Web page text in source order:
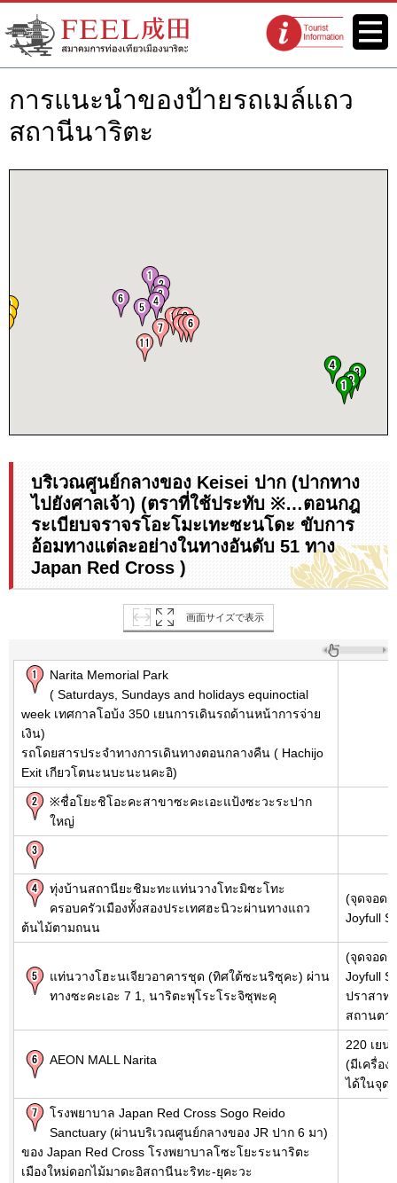
เว็บไซต์สมาคมการท่องเที่ยวเมือง
นาริตะ FEEL นาริตะ
จุดแนะนำนัก
ท่องเที่ยว
เมนู
การแนะนำของป้ายรถเมล์แถว
สถานีนาริตะ
บริเวณศูนย์กลางของ Keisei ปาก (ปากทาง
ไปยังศาลเจ้า) (ตราที่ใช้ประทับ ※…ตอนกฎ
ระเบียบจราจรโอะโมะเทะซะนโดะ ขับการ
อ้อมทางแต่ละอย่างในทางอันดับ 51 ทาง
Japan Red Cross )
画面サイズで表示
Narita Memorial Park
( Saturdays, Sundays and holidays equinoctial
week เทศกาลโอบ้ง 350 เยนการเดินรถด้านหน้าการจ่าย
เงิน)
รถโดยสารประจำทางการเดินทางตอนกลางคืน ( Hachijo
Exit เกียวโตนะนบะนะนคะอิ)
※ชื่อโยะชิโอะคะสาขาซะคะเอะแป้งซะวะระปาก
ใหญ่
ทุ่งบ้านสถานียะชิมะทะแท่นวางโทะมิซะโทะ
ครอบครัวเมืองทั้งสองประเทศฮะนิวะผ่านทางแถว
ต้นไม้ตามถนน
(จุดจอด
Joyfull
แท่นวางโฮะนเจียวอาคารชุด (ทิศใต้ซะนริซุคะ) ผ่าน
ทางซะคะเอะ 7 1, นาริตะพุโระโระจิซุพะคุ
(จุดจอด
Joyfull
ปราสาท
สถานตา
AEON MALL Narita
220 เยน
(มีเครื่อง
ได้ในจุด
โรงพยาบาล Japan Red Cross Sogo Reido
Sanctuary (ผ่านบริเวณศูนย์กลางของ JR ปาก 6 มา)
ของ Japan Red Cross โรงพยาบาลโซะโยะระนาริตะ
เมืองใหม่ดอกไม้มาดะอิสถานีนะริทะ-ยุคะวะ